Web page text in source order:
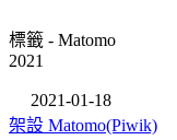
標籤 - Matomo
2021
2021-01-18
架設 Matomo(Piwik)